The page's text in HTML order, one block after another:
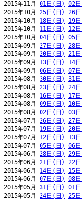
2015年11月 01日(日) 02
2015年10月 25日(日) 26
2015年10月 18日(日) 19
2015年10月 11日(日) 12
2015年10月 04日(日) 05
2015年09月 27日(日) 28
2015年09月 20日(日) 21
2015年09月 13日(日) 14
2015年09月 06日(日) 07
2015年08月 30日(日) 31
2015年08月 23日(日) 24
2015年08月 16日(日) 17
2015年08月 09日(日) 10
2015年08月 02日(日) 03
2015年07月 26日(日) 27
2015年07月 19日(日) 20
2015年07月 12日(日) 13
2015年07月 05日(日) 06
2015年06月 28日(日) 29
2015年06月 21日(日) 22
2015年06月 14日(日) 15
2015年06月 07日(日) 08
2015年05月 31日(日) 01
2015年05月 24日(日) 25